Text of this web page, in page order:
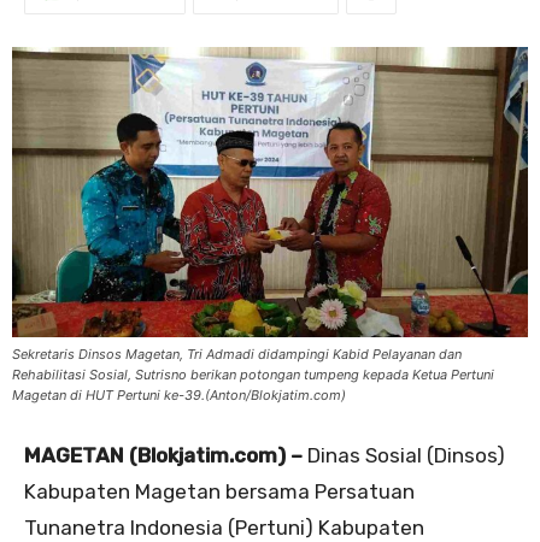
Sekretaris Dinsos Magetan, Tri Admadi didampingi Kabid Pelayanan dan
Rehabilitasi Sosial, Sutrisno berikan potongan tumpeng kepada Ketua Pertuni
Magetan di HUT Pertuni ke-39.(Anton/Blokjatim.com)
MAGETAN (Blokjatim.com) – Dinas Sosial (Dinsos)
Kabupaten Magetan bersama Persatuan
Tunanetra Indonesia (Pertuni) Kabupaten